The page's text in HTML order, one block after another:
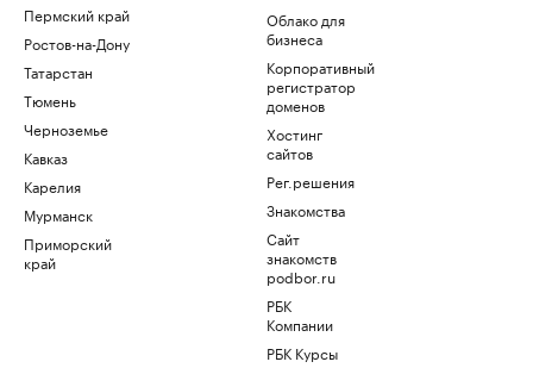
Пермский край
Ростов-на-Дону
Татарстан
Тюмень
Черноземье
Кавказ
Карелия
Мурманск
Приморский
край
Облако для
бизнеса
Корпоративный
регистратор
доменов
Хостинг
сайтов
Рег.решения
Знакомства
Сайт
знакомств
podbor.ru
РБК
Компании
РБК Курсы